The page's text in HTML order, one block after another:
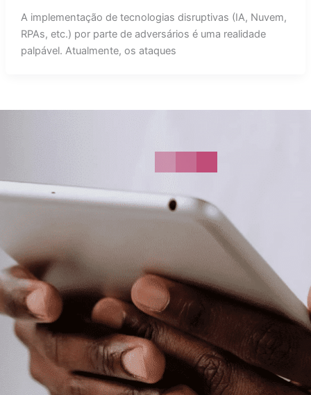
A implementação de tecnologias disruptivas (IA, Nuvem,
RPAs, etc.) por parte de adversários é uma realidade
palpável. Atualmente, os ataques